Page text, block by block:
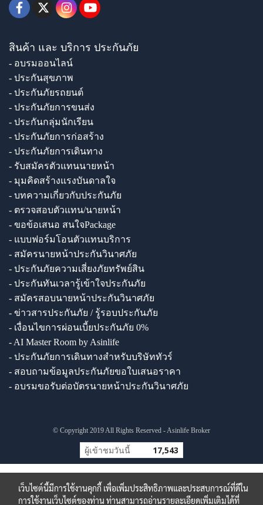
สินค้า และ บริการ ประกันภัย
- อบรมออนไลน์
- ประกันสุขภาพ
- ประกันภัยรถยนต์
- ประกันภัยการขนส่ง
- ประกันกลุ่มนักเรียน
- ประกันภัยการก่อสร้าง
- ประกันภัยการเดินทาง
- รับสมัครตัวแทนนายหน้า
- มุมคิดสร้างแรงบันดาลใจ
- บทความเกี่ยวกับประกันภัย
- ตรวจสอบตัวแทน/นายหน้า
- ขอข้อเสนอ สนใจPackage
- แบบฟอร์มโอนตัวแทนบริการ
- สมัครนายหน้าประกันวินาศภัย
- ประกันภัยความเสี่ยงภัยทรัพย์สิน
- ประกันทันเวลารู้เข้าใจประกันภัย
- สมัครสอบนายหน้าประกันวินาศภัย
- ข่าวสารประกันภัย / รู้รอบประกันภัย
- เงื่อนไขการผ่อนเบี้ยประกันภัย 0%
- AI Master Room by Asinlife
- ประกันภัยการเดินทางสำหรับบริษัททัวร์
- สอบถามข้อมูลประกันภัยขอใบเสนอราคา
- อบรมขอรับต่อบัตรนายหน้าประกันวินาศภัย
© Copyright 2019 All Rights Reserved - Asinlife Broker
ผู้เข้าชมวันนี้ 17,543
เว็บไซต์นี้มีการใช้งานคุกกี้ เพื่อเพิ่มประสิทธิภาพและประสบการณ์ที่ดีใน
การใช้งานเว็บไซต์ของท่าน ท่านสามารถอ่านรายละเอียดเพิ่มเติมได้ที่